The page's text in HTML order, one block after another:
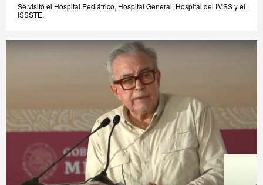
Se visitó el Hospital Pediátrico, Hospital General, Hospital del IMSS y el
ISSSTE.